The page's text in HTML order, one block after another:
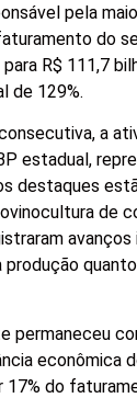
pela
do
R$ 111,7
de 129%.
a
estadual,
destaques
de
permaneceu
econômica
17% do